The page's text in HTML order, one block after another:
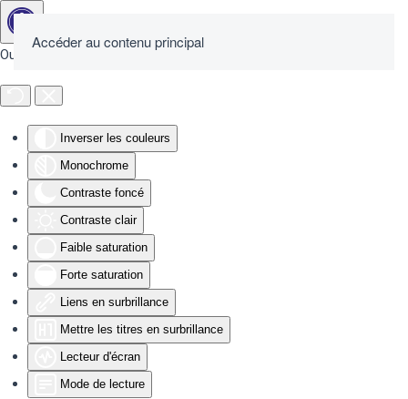
Outils d'accessibilité
Inverser les couleurs
Monochrome
Contraste foncé
Contraste clair
Faible saturation
Forte saturation
Liens en surbrillance
Mettre les titres en surbrillance
Lecteur d'écran
Mode de lecture
Accéder au contenu principal